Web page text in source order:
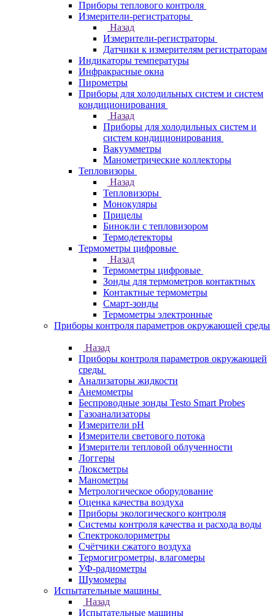
Приборы теплового контроля
Измерители-регистраторы
Назад
Измерители-регистраторы
Датчики к измерителям регистраторам
Индикаторы температуры
Инфракрасные окна
Пирометры
Приборы для холодильных систем и систем
кондиционирования
Назад
Приборы для холодильных систем и
систем кондиционирования
Вакуумметры
Манометрические коллекторы
Тепловизоры
Назад
Тепловизоры
Монокуляры
Прицелы
Бинокли с тепловизором
Термодетекторы
Термометры цифровые
Назад
Термометры цифровые
Зонды для термометров контактных
Контактные термометры
Смарт-зонды
Термометры электронные
Приборы контроля параметров окружающей среды
Назад
Приборы контроля параметров окружающей
среды
Анализаторы жидкости
Анемометры
Беспроводные зонды Testo Smart Probes
Газоанализаторы
Измерители pH
Измерители светового потока
Измерители тепловой облученности
Логгеры
Люксметры
Манометры
Метрологическое оборудование
Оценка качества воздуха
Приборы экологического контроля
Системы контроля качества и расхода воды
Спектроколориметры
Счётчики сжатого воздуха
Термогигрометры, влагомеры
УФ-радиометры
Шумомеры
Испытательные машины
Назад
Испытательные машины